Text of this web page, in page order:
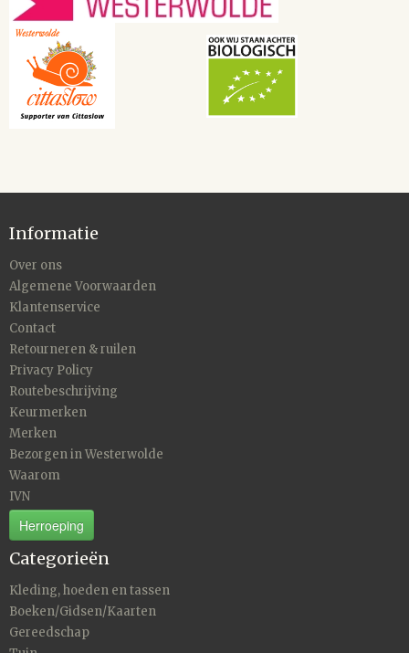
Informatie
Over ons
Algemene Voorwaarden
Klantenservice
Contact
Retourneren & ruilen
Privacy Policy
Routebeschrijving
Keurmerken
Merken
Bezorgen in Westerwolde
Waarom
IVN
Herroeping
Categorieën
Kleding, hoeden en tassen
Boeken/Gidsen/Kaarten
Gereedschap